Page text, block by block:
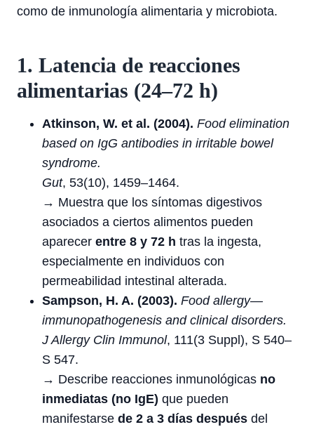
como de inmunología alimentaria y microbiota.
1. Latencia de reacciones
alimentarias (24–72 h)
Atkinson, W. et al. (2004). Food elimination
based on IgG antibodies in irritable bowel
syndrome.
Gut, 53(10), 1459–1464.
→ Muestra que los síntomas digestivos
asociados a ciertos alimentos pueden
aparecer entre 8 y 72 h tras la ingesta,
especialmente en individuos con
permeabilidad intestinal alterada.
Sampson, H. A. (2003). Food allergy—
immunopathogenesis and clinical disorders.
J Allergy Clin Immunol, 111(3 Suppl), S 540–
S 547.
→ Describe reacciones inmunológicas no
inmediatas (no IgE) que pueden
manifestarse de 2 a 3 días después del